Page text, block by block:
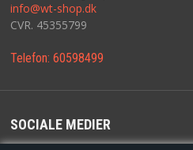
FRAGT
info@wt-shop.dk
CVR. 45355799
Telefon: 60598499
SOCIALE MEDIER